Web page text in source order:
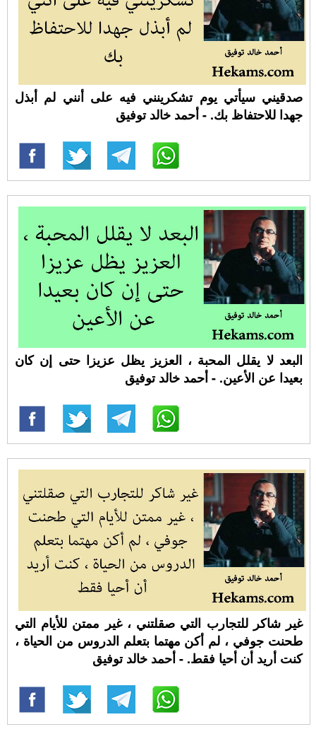
صدقيني سيأتي يوم تشكرينني فيه على أنني لم أبذل
جهدا للاحتفاظ بك. - أحمد خالد توفيق
البعد لا يقلل المحبة ، العزيز يظل عزيزا حتى إن كان
بعيدا عن الأعين. - أحمد خالد توفيق
غير شاكر للتجارب التي صقلتني ، غير ممتن للأيام التي
طحنت جوفي ، لم أكن مهتما بتعلم الدروس من الحياة ،
كنت أريد أن أحيا فقط. - أحمد خالد توفيق